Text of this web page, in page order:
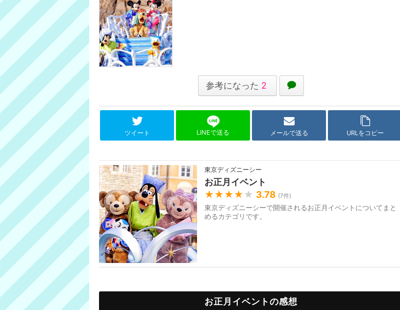
参考になった 2
ツイート LINEで送る メールで送る URLをコピー
東京ディズニーシー
お正月イベント
★★★★ ★ 3.78 (7件)
東京ディズニーシーで開催されるお正月イベントについてまと
めるカテゴリです。
お正月イベントの感想